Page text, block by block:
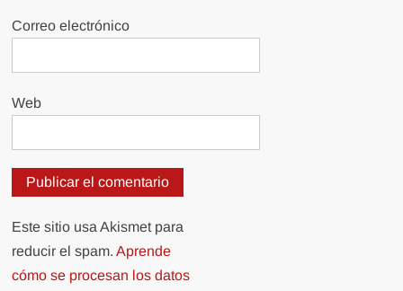
Correo electrónico
Web
Este sitio usa Akismet para
reducir el spam.Aprende
cómo se procesan los datos